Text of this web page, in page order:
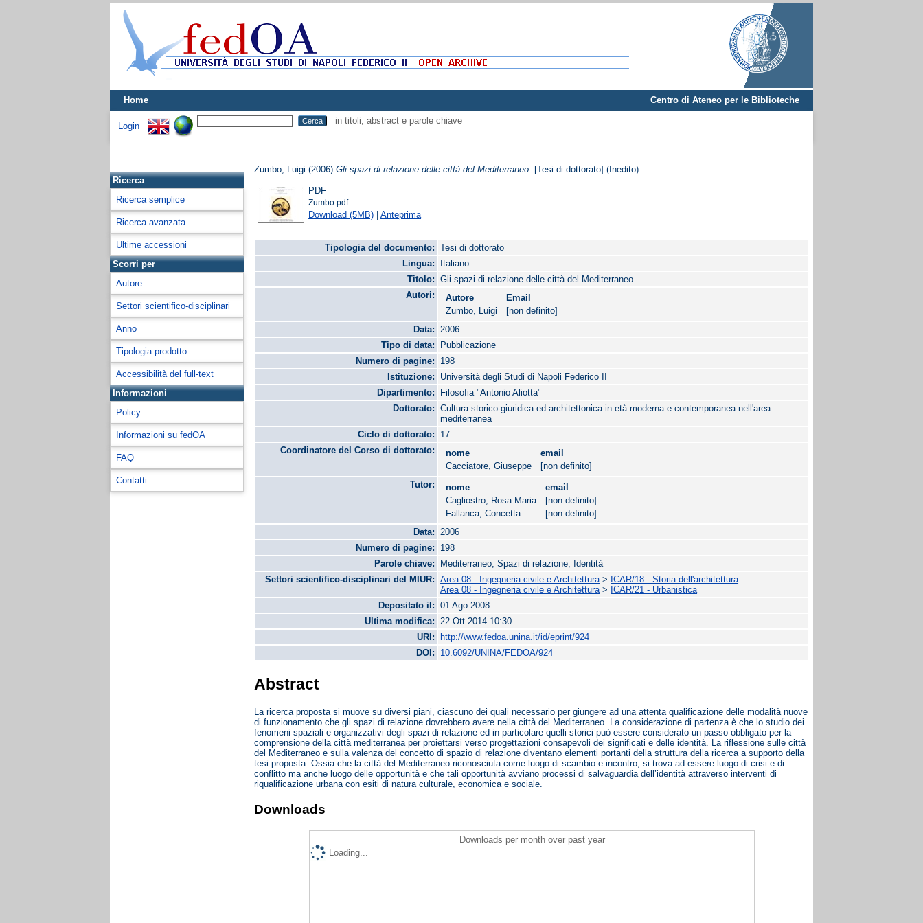
Home Centro di Ateneo per le Biblioteche
Login
in titoli, abstract e parole chiave
Ricerca
Ricerca semplice
Ricerca avanzata
Ultime accessioni
Scorri per
Autore
Settori scientifico-disciplinari
Anno
Tipologia prodotto
Accessibilità del full-text
Informazioni
Policy
Informazioni su fedOA
FAQ
Contatti
Zumbo, Luigi (2006)Gli spazi di relazione delle città del Mediterraneo. [Tesi di dottorato] (Inedito)
PDF
Zumbo.pdf
Download (5MB) |Anteprima
Tipologia del documento:
Tesi di dottorato
Lingua:
Italiano
Titolo:
Gli spazi di relazione delle città del Mediterraneo
Autori:
Autore
Email
Zumbo, Luigi
[non definito]
Data:
2006
Tipo di data:
Pubblicazione
Numero di pagine:
198
Istituzione:
Università degli Studi di Napoli Federico II
Dipartimento:
Filosofia "Antonio Aliotta"
Dottorato:
Cultura storico-giuridica ed architettonica in età moderna e contemporanea nell'area
mediterranea
Ciclo di dottorato:
17
Coordinatore del Corso di dottorato:
nome
email
Cacciatore, Giuseppe
[non definito]
Tutor:
nome
email
Cagliostro, Rosa Maria
[non definito]
Fallanca, Concetta
[non definito]
Data:
2006
Numero di pagine:
198
Parole chiave:
Mediterraneo, Spazi di relazione, Identità
Settori scientifico-disciplinari del MIUR:
Area 08 - Ingegneria civile e Architettura> ICAR/18 - Storia dell'architettura
Area 08 - Ingegneria civile e Architettura> ICAR/21 - Urbanistica
Depositato il:
01 Ago 2008
Ultima modifica:
22 Ott 2014 10:30
URI:
http://www.fedoa.unina.it/id/eprint/924
DOI:
10.6092/UNINA/FEDOA/924
Abstract
La ricerca proposta si muove su diversi piani, ciascuno dei quali necessario per giungere ad una attenta qualificazione delle modalità nuove
di funzionamento che gli spazi di relazione dovrebbero avere nella città del Mediterraneo. La considerazione di partenza è che lo studio dei
fenomeni spaziali e organizzativi degli spazi di relazione ed in particolare quelli storici può essere considerato un passo obbligato per la
comprensione della città mediterranea per proiettarsi verso progettazioni consapevoli dei significati e delle identità. La riflessione sulle città
del Mediterraneo e sulla valenza del concetto di spazio di relazione diventano elementi portanti della struttura della ricerca a supporto della
tesi proposta. Ossia che la città del Mediterraneo riconosciuta come luogo di scambio e incontro, si trova ad essere luogo di crisi e di
conflitto ma anche luogo delle opportunità e che tali opportunità avviano processi di salvaguardia dell’identità attraverso interventi di
riqualificazione urbana con esiti di natura culturale, economica e sociale.
Downloads
Downloads per month over past year
Loading...